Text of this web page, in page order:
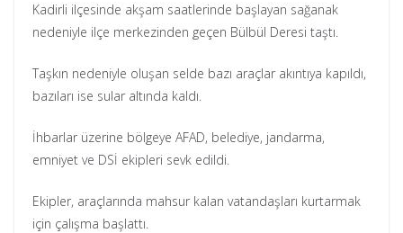
Kadirli ilçesinde akşam saatlerinde başlayan sağanak
nedeniyle ilçe merkezinden geçen Bülbül Deresi taştı.
Taşkın nedeniyle oluşan selde bazı araçlar akıntıya kapıldı,
bazıları ise sular altında kaldı.
İhbarlar üzerine bölgeye AFAD, belediye, jandarma,
emniyet ve DSİ ekipleri sevk edildi.
Ekipler, araçlarında mahsur kalan vatandaşları kurtarmak
için çalışma başlattı.